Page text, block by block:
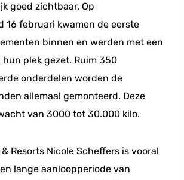
goed zichtbaar. Op
16 februari kwamen de eerste
binnen en werden met een
plek gezet. Ruim 350
onderdelen worden de
allemaal gemonteerd. Deze
van 3000 tot 30.000 kilo.
Resorts Nicole Scheffers is vooral
lange aanloopperiode van